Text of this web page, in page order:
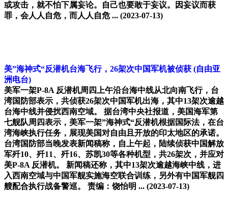
或攻击，就不怕下属妄论。自己也要敢于妄议。因妄议而获
罪，会人人自危，而人人自危 ... (2023-07-13)
美”海神式“反潜机台海飞行，26架次中国军机被侦获 (自由亚
洲电台)
美军一架P-8A 反潜机周四上午沿台海中线从北向南飞行，台
湾国防部表示，共侦获26架次中国军机出海，其中13架次逾越
台海中线并侵扰西南空域。 据台湾中央社报道，美国海军第
七舰队周四表示，美军一架”海神式“反潜机根据国际法，在台
湾海峡执行任务，展现美国对自由且开放的印太地区的承诺。
台湾国防部当晚发表新闻稿称，自上午起，陆续侦获中国解放
军歼10、歼11、歼16、苏凯30等各种机型，共26架次，并应对
美P-8A 反潜机。 新闻稿还称，其中13架次逾越海峡中线，进
入西南空域与中国军舰实施海空联合训练，另外有中国军舰四
艘配合执行战备警巡。 责编：饶怡明 ... (2023-07-13)